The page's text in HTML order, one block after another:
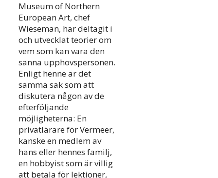
Museum of Northern
European Art, chef
Wieseman, har deltagit i
och utvecklat teorier om
vem som kan vara den
sanna upphovspersonen.
Enligt henne är det
samma sak som att
diskutera någon av de
efterföljande
möjligheterna: En
privatlärare för Vermeer,
kanske en medlem av
hans eller hennes familj,
en hobbyist som är villig
att betala för lektioner,